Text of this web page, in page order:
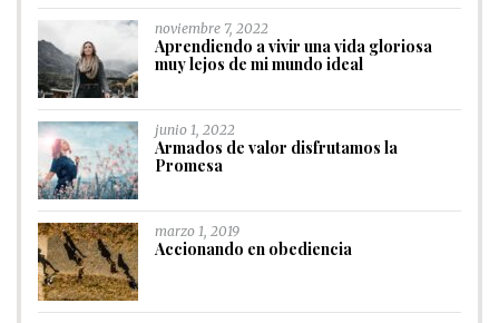
noviembre 7, 2022
Aprendiendo a vivir una vida gloriosa
muy lejos de mi mundo ideal
junio 1, 2022
Armados de valor disfrutamos la
Promesa
marzo 1, 2019
Accionando en obediencia